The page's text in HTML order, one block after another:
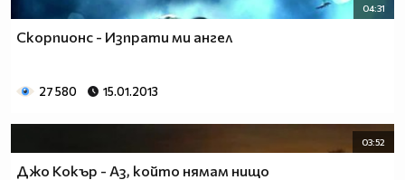
04:31
Скорпионс - Изпрати ми ангел
27 580 15.01.2013
03:52
Джо Кокър - Аз, който нямам нищо